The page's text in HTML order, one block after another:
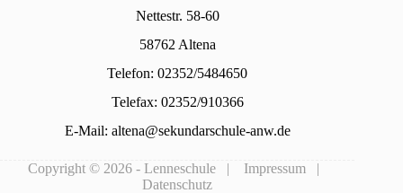
Nettestr. 58-60
58762 Altena
Telefon: 02352/5484650
Telefax: 02352/910366
E-Mail: altena@sekundarschule-anw.de
Copyright © 2026 - Lenneschule | Impressum |
Datenschutz